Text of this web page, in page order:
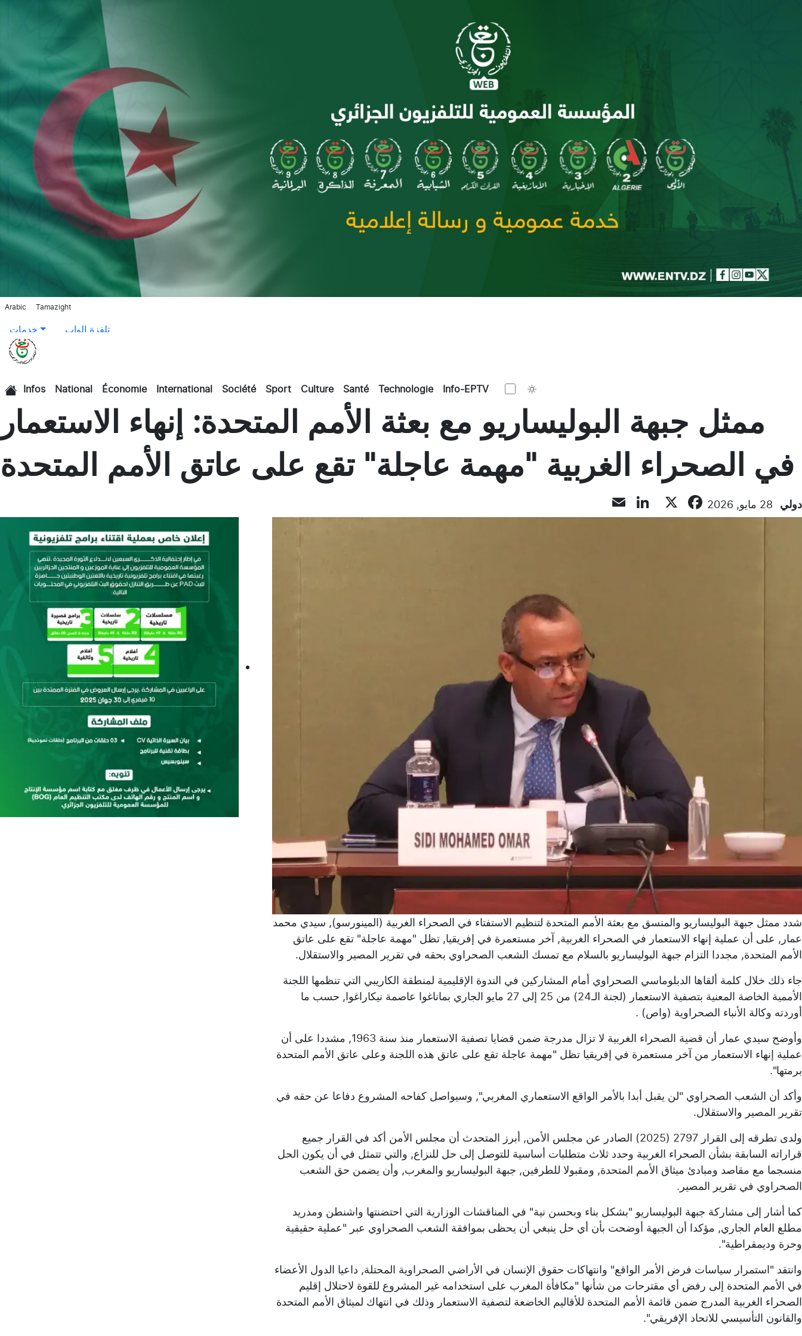
Aller au contenu principal
Arabic Tamazight
خدمات تلفزة الواب
الرئيسية
Infos National Économie International Société Sport Culture Santé Technologie Info-EPTV
ممثل جبهة البوليساريو مع بعثة الأمم المتحدة: إنهاء الاستعمار
في الصحراء الغربية "مهمة عاجلة" تقع على عاتق الأمم المتحدة
دولي 28 مايو, 2026 Facebook
LinkedIn
شدد ممثل جبهة البوليساريو والمنسق مع بعثة الأمم المتحدة لتنظيم الاستفتاء في الصحراء الغربية (المينورسو), سيدي محمد
عمار, على أن عملية إنهاء الاستعمار في الصحراء الغربية, آخر مستعمرة في إفريقيا, تظل "مهمة عاجلة" تقع على عاتق
الأمم المتحدة, مجددا التزام جبهة البوليساريو بالسلام مع تمسك الشعب الصحراوي بحقه في تقرير المصير والاستقلال.
جاء ذلك خلال كلمة ألقاها الدبلوماسي الصحراوي أمام المشاركين في الندوة الإقليمية لمنطقة الكاريبي التي تنظمها اللجنة
الأممية الخاصة المعنية بتصفية الاستعمار (لجنة الـ24) من 25 إلى 27 مايو الجاري بماناغوا عاصمة نيكاراغوا, حسب ما
أوردته وكالة الأنباء الصحراوية (واص) .
وأوضح سيدي عمار أن قضية الصحراء الغربية لا تزال مدرجة ضمن قضايا تصفية الاستعمار منذ سنة 1963, مشددا على أن
عملية إنهاء الاستعمار من آخر مستعمرة في إفريقيا تظل "مهمة عاجلة تقع على عاتق هذه اللجنة وعلى عاتق الأمم المتحدة
برمتها".
وأكد أن الشعب الصحراوي "لن يقبل أبدا بالأمر الواقع الاستعماري المغربي", وسيواصل كفاحه المشروع دفاعا عن حقه في
تقرير المصير والاستقلال.
ولدى تطرقه إلى القرار 2797 (2025) الصادر عن مجلس الأمن, أبرز المتحدث أن مجلس الأمن أكد في القرار جميع
قراراته السابقة بشأن الصحراء الغربية وحدد ثلاث متطلبات أساسية للتوصل إلى حل للنزاع, والتي تتمثل في أن يكون الحل
منسجما مع مقاصد ومبادئ ميثاق الأمم المتحدة, ومقبولا للطرفين, جبهة البوليساريو والمغرب, وأن يضمن حق الشعب
الصحراوي في تقرير المصير.
كما أشار إلى مشاركة جبهة البوليساريو "بشكل بناء وبحسن نية" في المناقشات الوزارية التي احتضنتها واشنطن ومدريد
مطلع العام الجاري, مؤكدا أن الجبهة أوضحت بأن أي حل ينبغي أن يحظى بموافقة الشعب الصحراوي عبر "عملية حقيقية
وحرة وديمقراطية".
وانتقد "استمرار سياسات فرض الأمر الواقع" وانتهاكات حقوق الإنسان في الأراضي الصحراوية المحتلة, داعيا الدول الأعضاء
في الأمم المتحدة إلى رفض أي مقترحات من شأنها "مكافأة المغرب على استخدامه غير المشروع للقوة لاحتلال إقليم
الصحراء الغربية المدرج ضمن قائمة الأمم المتحدة للأقاليم الخاضعة لتصفية الاستعمار وذلك في انتهاك لميثاق الأمم المتحدة
والقانون التأسيسي للاتحاد الإفريقي".